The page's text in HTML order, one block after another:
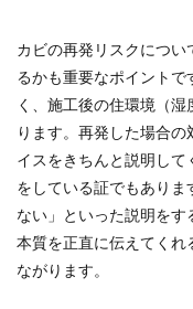
カビの再発リスクにつ
るかも重要なポイント
く、施工後の住環境（
ります。再発した場合
イスをきちんと説明し
をしている証でもあり
ない」といった説明を
本質を正直に伝えてくれ
ながります。